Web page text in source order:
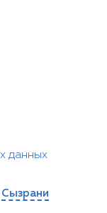
данных
Сызрани